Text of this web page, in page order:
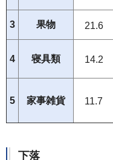
3 果物 21.6
4 寝具類 14.2
5 家事雑貨 11.7
下落